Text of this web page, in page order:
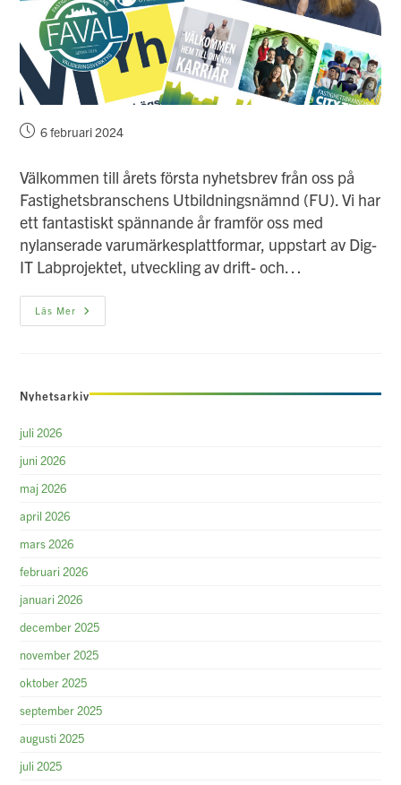
Inlägget6 februari 2024
Välkommen till årets första nyhetsbrev från oss på
Fastighetsbranschens Utbildningsnämnd (FU). Vi har
ett fantastiskt spännande år framför oss med
nylanserade varumärkesplattformar, uppstart av Dig-
IT Labprojektet, utveckling av drift- och…
Läs Mer Nyhetsbrev
Januari/februari
Nyhetsarkiv
juli 2026
juni 2026
maj 2026
april 2026
mars 2026
februari 2026
januari 2026
december 2025
november 2025
oktober 2025
september 2025
augusti 2025
juli 2025